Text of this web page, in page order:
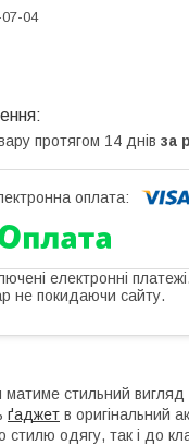
04
протягом 14 днів за
електронні
не покидаючи сайту.
стильний вигляд
ґаджет в оригінальний
одягу, так і до